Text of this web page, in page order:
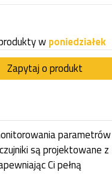
wponiedziałek
Zapytaj o produkt
parametrów
są projektowane z
Ci pełną